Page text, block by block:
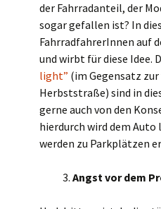
der Fahrradanteil, der
sogar gefallen ist? In
FahrradfahrerInnen auf
und wirbt für diese Idee.
light” (im Gegensatz
Herbststraße) sind in
gerne auch von den
hierdurch wird dem
werden zu Parkplätzen
3. Angst vor dem